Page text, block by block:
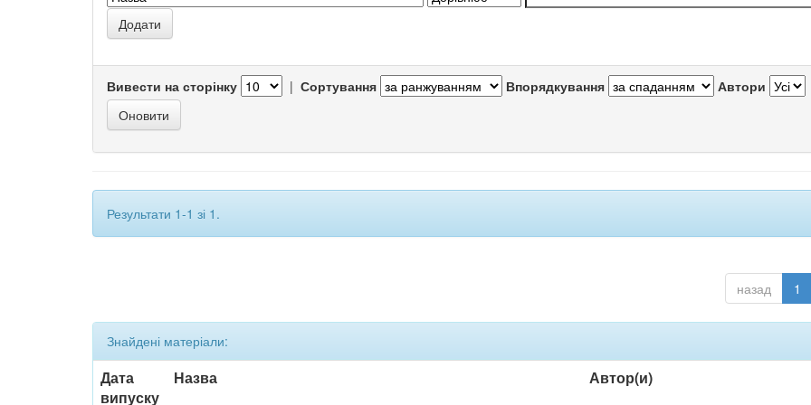
Вивести на сторінку | Сортування Впорядкування Автори
Результати 1-1 зі 1.
назад 1
Знайдені матеріали:
Дата
випуску
Назва Автор(и)